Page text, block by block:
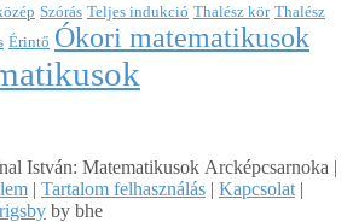
Szórás Teljes indukció Thalész kör Thalész
Érintő Ókori matematikusok
István: Matematikusok Arcképcsarnoka |
| Tartalom felhasználás | Kapcsolat |
by bhe